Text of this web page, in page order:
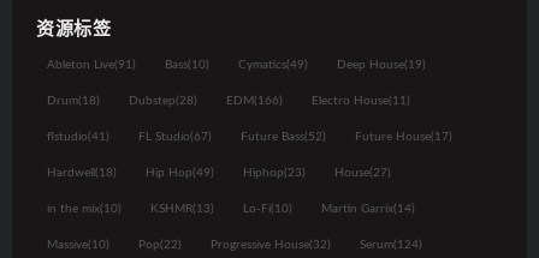
资源标签
Ableton Live(91) Bass(10) Cymatics(49) Deep House(19)
Drum(18) Dubstep(28) EDM(166) Electro House(11)
flstudio(41) FL Studio(67) Future Bass(52) Future House(17)
Hardwell (18) Hip Hop(49) Hiphop(23) House(27)
in the mix(10) KSHMR(13) Lo-Fi(10) Martin Garrix(14)
Massive(10) Pop(22) Progressive House(32) Serum(124)